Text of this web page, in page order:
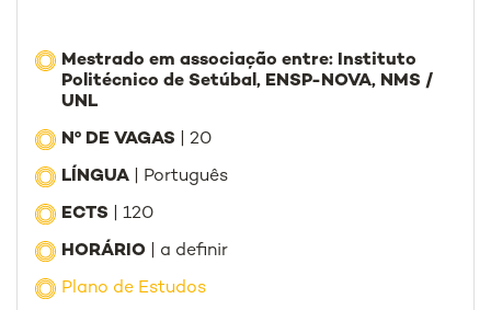
Mestrado em associação entre: Instituto
Politécnico de Setúbal, ENSP-NOVA, NMS /
UNL
Nº DE VAGAS | 20
LÍNGUA | Português
ECTS | 120
HORÁRIO | a definir
Plano de Estudos